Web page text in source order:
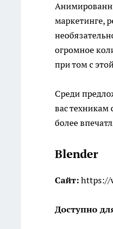
маркетинге,
огромное
при том с
Среди
вас
более
Blender
Сайт: https://
Доступно